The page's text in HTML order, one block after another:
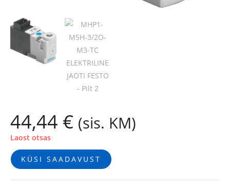
44,44 € (sis. KM)
Laost otsas
KÜSI SAADAVUST